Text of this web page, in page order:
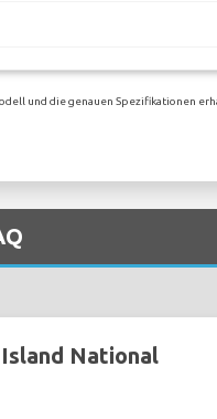
und die genauen Spezifikationen
National